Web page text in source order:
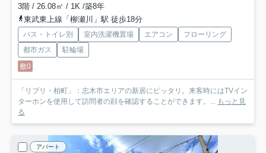
3階 / 26.08㎡ / 1K /築8年
東武東上線「柳瀬川」駅 徒歩18分
バス・トイレ別 室内洗濯機置場 エアコン
フローリング
都市ガス
駐輪場
敷0
「リブリ・柏町」：志木市エリアの新居にピッタリ。来客時にはTVイン
ターホンを使用して訪問者の顔を確認することができます。... もっと見
る
アパート